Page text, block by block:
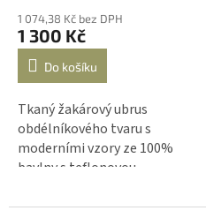
1 074,38 Kč bez DPH
1 300 Kč
Do košíku
Tkaný žakárový ubrus
obdélníkového tvaru s
moderními vzory ze 100%
bavlny s teflonovou
zašpinění ubrusu nebo